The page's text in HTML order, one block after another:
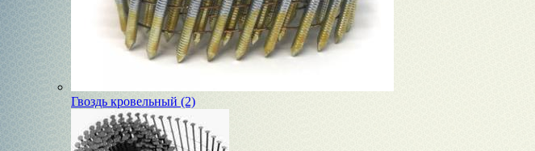
Гвоздь кровельный (2)